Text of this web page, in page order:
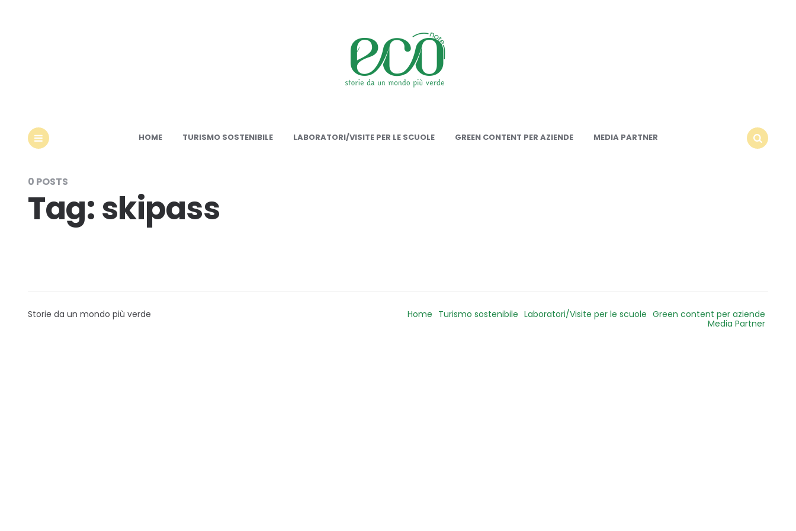
HOME TURISMO SOSTENIBILE LABORATORI/VISITE PER LE SCUOLE GREEN CONTENT PER AZIENDE
MEDIA PARTNER
0 POSTS
Tag:skipass
Storie da un mondo più verde Home Turismo sostenibile Laboratori/Visite per le scuole Green content per aziende
Media Partner